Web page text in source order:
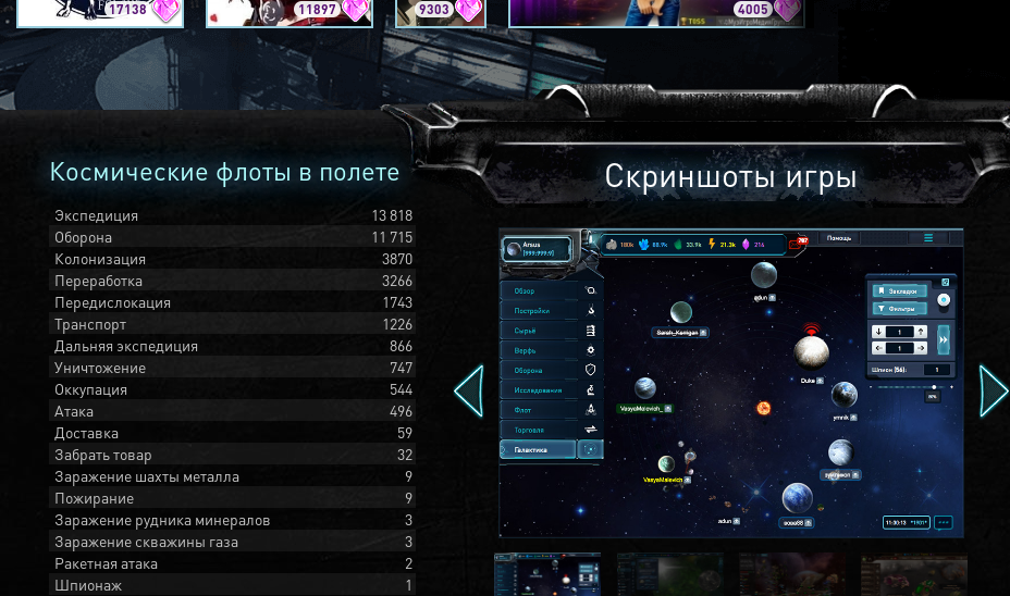
17138 11897 9303 4005
Космические флоты в полете
Экспедиция
13 818
Оборона
11 715
Колонизация
3870
Переработка
3266
Передислокация
1743
Транспорт
1226
Дальняя экспедиция
866
Уничтожение
747
Оккупация
544
Атака
496
Доставка
59
Забрать товар
32
Заражение шахты металла
9
Пожирание
9
Заражение рудника минералов
3
Заражение скважины газа
3
Ракетная атака
2
Шпионаж
1
Скриншоты игры